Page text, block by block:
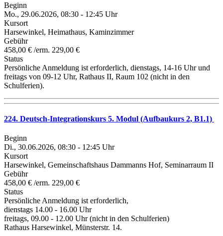
Beginn
Mo., 29.06.2026, 08:30 - 12:45 Uhr
Kursort
Harsewinkel, Heimathaus, Kaminzimmer
Gebühr
458,00 € /erm. 229,00 €
Status
Persönliche Anmeldung ist erforderlich, dienstags, 14-16 Uhr und
freitags von 09-12 Uhr, Rathaus II, Raum 102 (nicht in den
Schulferien).
224. Deutsch-Integrationskurs 5. Modul (Aufbaukurs 2, B1.1)
Beginn
Di., 30.06.2026, 08:30 - 12:45 Uhr
Kursort
Harsewinkel, Gemeinschaftshaus Dammanns Hof, Seminarraum II
Gebühr
458,00 € /erm. 229,00 €
Status
Persönliche Anmeldung ist erforderlich,
dienstags 14.00 - 16.00 Uhr
freitags, 09.00 - 12.00 Uhr (nicht in den Schulferien)
Rathaus Harsewinkel, Münsterstr. 14.